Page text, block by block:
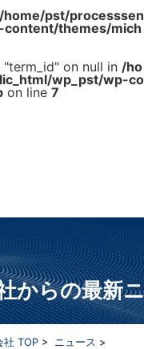
/home/pst/processsen
themes/mich
on null in /ho
wp_pst/wp-co
on line 7
からの最新
社 TOP> ニュース >